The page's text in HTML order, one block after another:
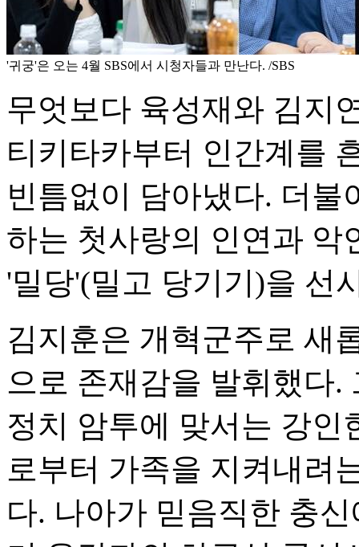
'귀궁'은 오는 4월 SBS에서 시청자들과 만난다. /SBS
무엇보다 육성재와 김지
티키타카부터 인간계를
빈틈없이 담아냈다. 더
하는 첫사랑의 인연과 악
'밀당'(밀고 당기기)을 선
김지훈은 개혁군주로 새
으로 존재감을 발휘했다.
정치 암투에 맞서는 강인
로부터 가족을 지켜내려
다. 나아가 믿음직한 충